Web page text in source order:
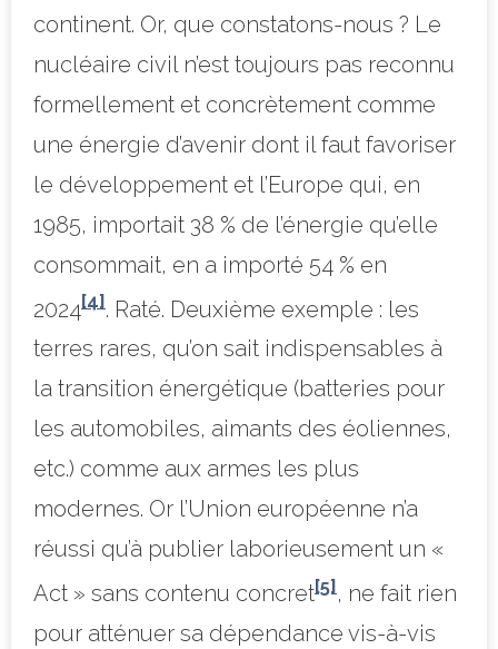
continent. Or, que constatons-nous ? Le
nucléaire civil n’est toujours pas reconnu
formellement et concrètement comme
une énergie d’avenir dont il faut favoriser
le développement et l’Europe qui, en
1985, importait 38 % de l’énergie qu’elle
consommait, en a importé 54 % en
2024[4]. Raté. Deuxième exemple : les
terres rares, qu’on sait indispensables à
la transition énergétique (batteries pour
les automobiles, aimants des éoliennes,
etc.) comme aux armes les plus
modernes. Or l’Union européenne n’a
réussi qu’à publier laborieusement un «
Act » sans contenu concret[5], ne fait rien
pour atténuer sa dépendance vis-à-vis